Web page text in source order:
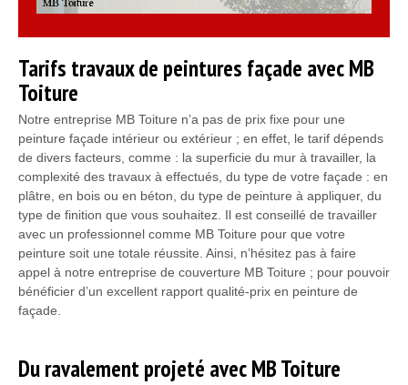
Tarifs travaux de peintures façade avec MB
Toiture
Notre entreprise MB Toiture n’a pas de prix fixe pour une
peinture façade intérieur ou extérieur ; en effet, le tarif dépends
de divers facteurs, comme : la superficie du mur à travailler, la
complexité des travaux à effectués, du type de votre façade : en
plâtre, en bois ou en béton, du type de peinture à appliquer, du
type de finition que vous souhaitez. Il est conseillé de travailler
avec un professionnel comme MB Toiture pour que votre
peinture soit une totale réussite. Ainsi, n’hésitez pas à faire
appel à notre entreprise de couverture MB Toiture ; pour pouvoir
bénéficier d’un excellent rapport qualité-prix en peinture de
façade.
Du ravalement projeté avec MB Toiture